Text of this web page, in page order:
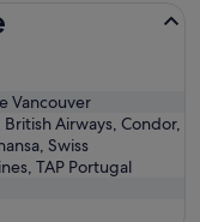
Vancouver
Airways, Condor,
Swiss
TAP Portugal